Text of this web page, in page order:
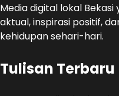
Media digital lokal
aktual, inspirasi positif,
kehidupan sehari-hari.
Tulisan Terbaru